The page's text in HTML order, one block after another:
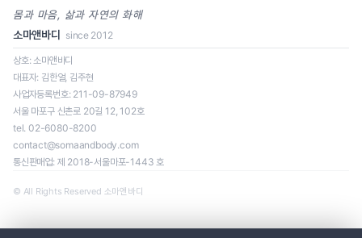
일정을 클릭하면 신청 페이지로 이동합니다.
몸과 마음, 삶과 자연의 화해
소마앤바디 since 2012
상호: 소마앤바디
대표자: 김한얼, 김주현
사업자등록번호: 211-09-87949
서울 마포구 신촌로 20길 12, 102호
tel. 02-6080-8200
contact@somaandbody.com
통신판매업: 제 2018-서울마포-1443 호
© All Rights Reserved 소마앤바디